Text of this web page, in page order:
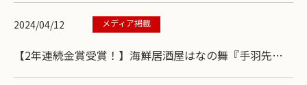
2024/04/12 メディア掲載
【2年連続金賞受賞！】海鮮居酒屋はなの舞『手羽先唐